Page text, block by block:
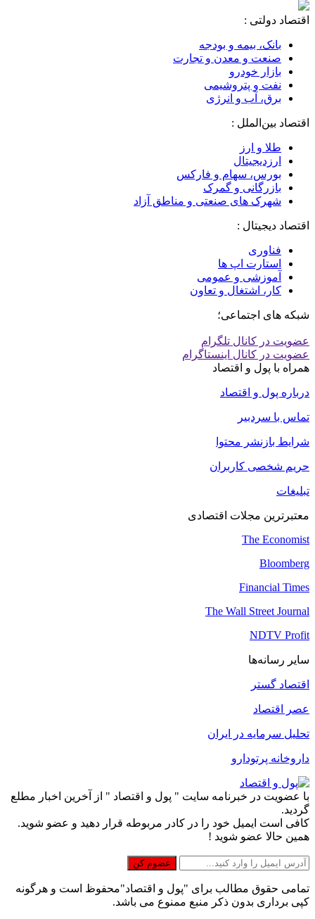
اقتصاد دولتی :
بانک، بیمه و بودجه
صنعت و معدن و تجارت
بازار خودرو
نفت و پتروشیمی
برق، آب و انرژی
اقتصاد بین‌الملل :
طلا و ارز
ارزدیجیتال
بورس، سهام و فارکس
بازرگانی و گمرک
شهرک های صنعتی و مناطق آزاد
اقتصاد دیجیتال :
فناوری
استارت اپ ها
آموزشی و عمومی
کار، اشتغال و تعاون
شبکه های اجتماعی؛
عضویت در کانال تلگرام
عضویت در کانال اینستاگرام
همراه با پول و اقتصاد
درباره پول و اقتصاد
تماس با سردبیر
شرایط بازنشر محتوا
حریم شخصی کاربران
تبلیغات
معتبرترین مجلات اقتصادی
The Economist
Bloomberg
Financial Times
The Wall Street Journal
NDTV Profit
سایر رسانه‌ها
اقتصاد گستر
عصر اقتصاد
تحلیل سرمایه در ایران
داروخانه پرتودارو
با عضویت در خبرنامه سایت " پول و اقتصاد " از آخرین اخبار مطلع
گردید.
کافی است ایمیل خود را در کادر مربوطه قرار دهید و عضو شوید.
همین حالا عضو شوید !
تمامی حقوق مطالب برای "پول و اقتصاد"محفوظ است و هرگونه
کپی برداری بدون ذکر منبع ممنوع می باشد.